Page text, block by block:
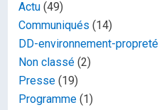
Actu (49)
Communiqués (14)
DD-environnement-propreté
Non classé (2)
Presse (19)
Programme (1)